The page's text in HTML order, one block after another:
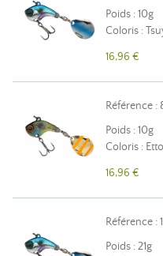
Poids : 10g
Coloris :
16,96 €
Référence :
Poids : 10g
Coloris :
16,96 €
Référence :
Poids : 21g